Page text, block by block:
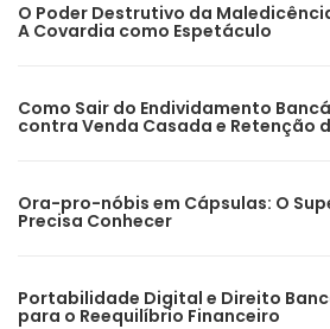
O Poder Destrutivo da
A Covardia como Espetáculo
Como Sair do Endividamento
contra Venda Casada e Retenção
Ora-pro-nóbis em Cápsulas: O
Precisa Conhecer
Portabilidade Digital e Direito
para o Reequilíbrio Financeiro